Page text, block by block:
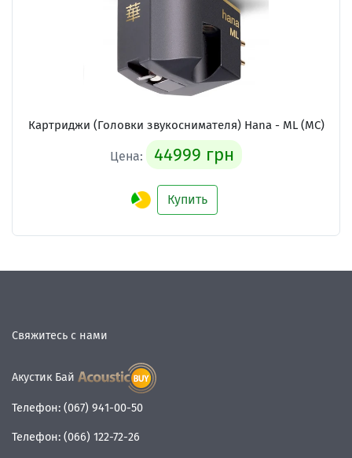
Картриджи (Головки звукоснимателя) Hana - ML (MC)
Цена: 44999 грн
Купить
Свяжитесь с нами
Акустик Бай
Телефон: (067) 941-00-50
Телефон: (066) 122-72-26